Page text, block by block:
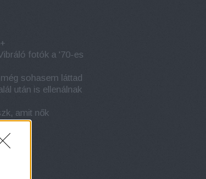
fotók a '70-es
sohasem láttad
után is ellenálnak
amit nők